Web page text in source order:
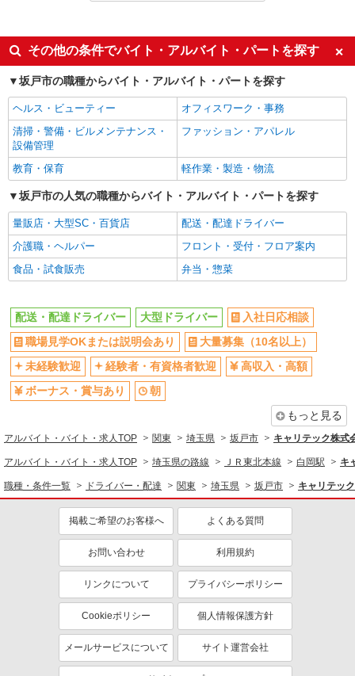
同じ特徴から白岡駅の求人を探す
入社日応相談
職場見学OKまたは説明会あり
大量募集（10名以上）
未経験歓迎
経験者・有資格者歓迎
高収入・高額
ボーナス・賞与あり
昼
夜
深夜
服装自由
髪型・髪色自由
禁煙・分煙
上場企業・上場企業のグループ会
社
車通勤OK
残業少なめ（月20h未満）
交通費支給
制服貸与
研修制度あり
同じ職種から求人を探す
ドライバー・配達
配送・配達ドライバー
上場企業・上場企業のグループ会
車通勤OK
交通費支給
社会保険あり
その他の条件でバイト・アルバイト・パートを探す
坂戸市の職種からバイト・アルバイト・パートを探す
ヘルス・ビューティー
オフィスワーク・事務
清掃・警備・ビルメンテナンス・
設備管理
ファッション・アパレル
教育・保育 軽作業・製造・物流
坂戸市の人気の職種からバイト・アルバイト・パートを探す
量販店・大型SC・百貨店
配送・配達ドライバー
介護職・ヘルパー
フロント・受付・フロア案内
食品・試食販売
弁当・惣菜
配送・配達ドライバー 大型ドライバー
入社日応相談
職場見学OKまたは説明会あり
大量募集（10名以上）
未経験歓迎
経験者・有資格者歓迎
高収入・高額
ボーナス・賞与あり
朝
もっと見る
アルバイト・バイト・求人TOP 関東 埼玉県 坂戸市 キャリテック株式
アルバイト・バイト・求人TOP 埼玉県の路線 ＪＲ東北本線 白岡駅 キ
職種・条件一覧 ドライバー・配達 関東 埼玉県 坂戸市 キャリテッ
掲載ご希望のお客様へ よくある質問
お問い合わせ 利用規約
リンクについて プライバシーポリシー
Cookieポリシー 個人情報保護方針
メールサービスについて サイト運営会社